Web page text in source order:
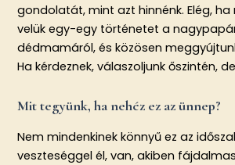
gondolatát, mint azt hinnénk. Elég,
velük egy-egy történetet a
dédmamáról, és közösen
Ha kérdeznek, válaszoljunk őszintén,
Mit tegyünk, ha nehéz ez az ünnep?
Nem mindenkinek könnyű ez az
veszteséggel él, van, akiben